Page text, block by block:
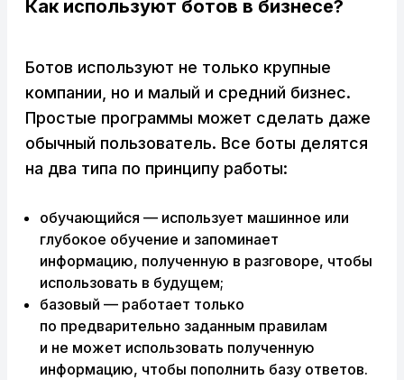
Как используют ботов в бизнесе?
Ботов используют не только крупные
компании, но и малый и средний бизнес.
Простые программы может сделать даже
обычный пользователь. Все боты делятся
на два типа по принципу работы:
обучающийся — использует машинное или
глубокое обучение и запоминает
информацию, полученную в разговоре, чтобы
использовать в будущем;
базовый — работает только
по предварительно заданным правилам
и не может использовать полученную
информацию, чтобы пополнить базу ответов.